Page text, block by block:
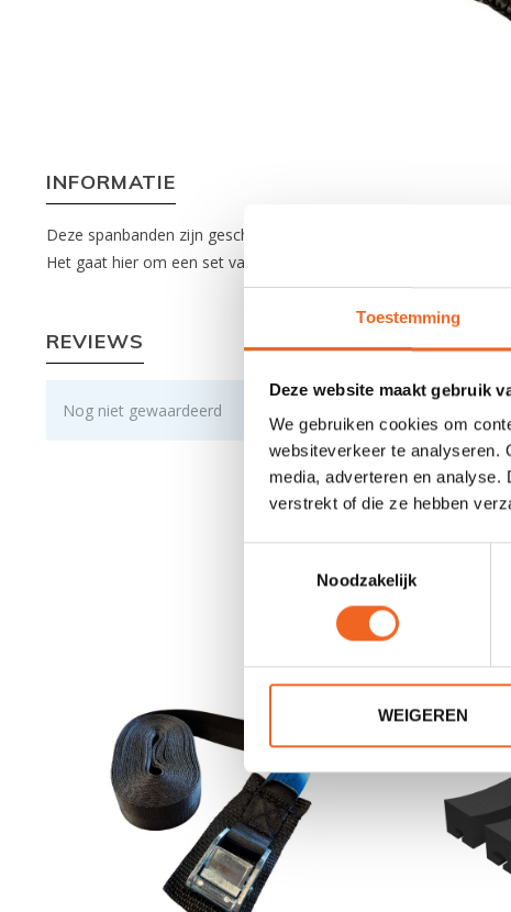
Toestemming
Deze website maakt gebruik
We gebruiken cookies om
websiteverkeer te analyseren.
media, adverteren en analyse.
verstrekt of die ze hebben
Noodzakelijk
WEIGEREN
INFORMATIE
Deze spanbanden zijn geschikt voor het vervoeren van kajaks
Het gaat hier om een set van twee spanbanden van 4.5 meter.
REVIEWS
Nog niet gewaardeerd